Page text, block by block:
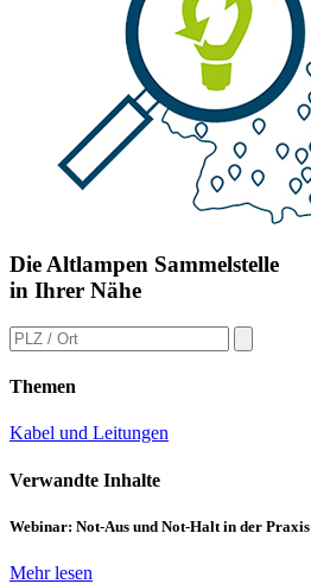
Die Altlampen Sammelstelle
in Ihrer Nähe
Themen
Kabel und Leitungen
Verwandte Inhalte
Webinar: Not-Aus und Not-Halt in der Praxis
Mehr lesen